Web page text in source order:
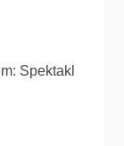
Spektakl